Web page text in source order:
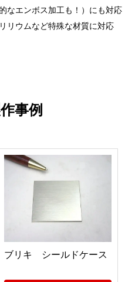
なエンボス加工も！）にも対応
リウムなど特殊な材質に対応
事例
ブリキ シールドケース